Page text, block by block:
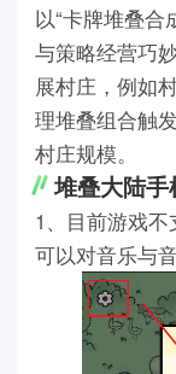
以“卡牌堆叠合
与策略经营巧
展村庄，例如
理堆叠组合触
村庄规模。
堆叠大陆
1、目前游戏
可以对音乐与